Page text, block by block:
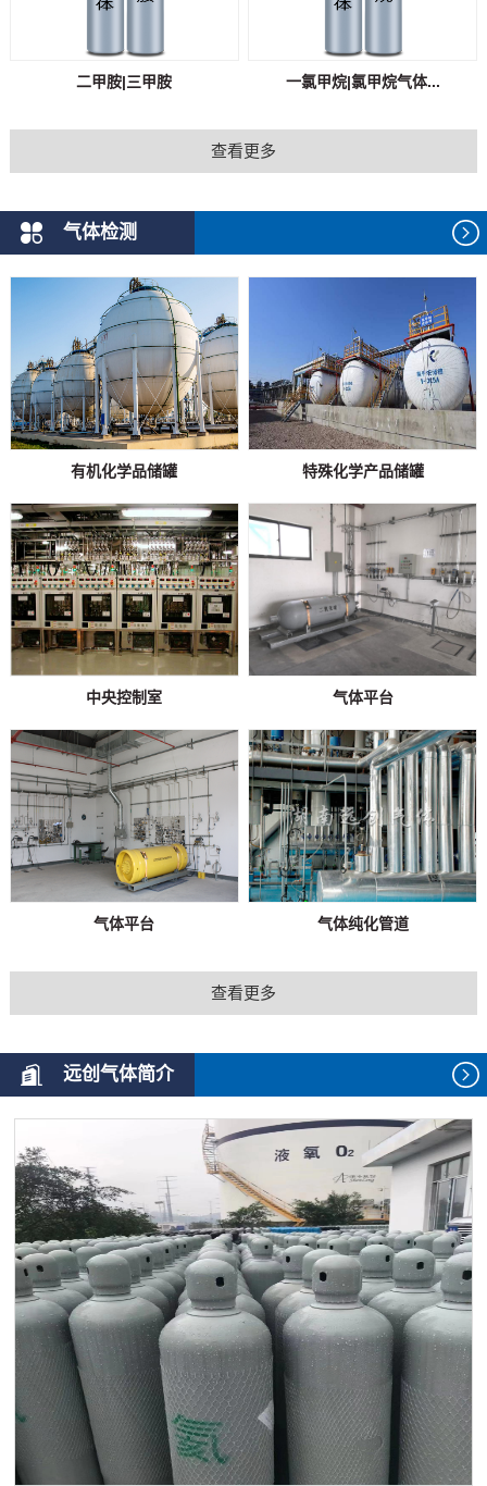
二甲胺|三甲胺 一氯甲烷|氯甲烷气体...
查看更多
气体检测
有机化学品储罐 特殊化学产品储罐
中央控制室 气体平台
气体平台 气体纯化管道
查看更多
远创气体简介